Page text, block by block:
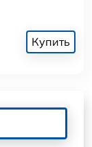
Купить